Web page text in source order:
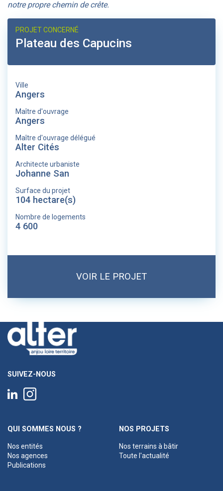
notre propre chemin de crête.
PROJET CONCERNÉ
Plateau des Capucins
Ville
Angers
Maître d'ouvrage
Angers
Maître d'ouvrage délégué
Alter Cités
Architecte urbaniste
Johanne San
Surface du projet
104 hectare(s)
Nombre de logements
4 600
VOIR LE PROJET
SUIVEZ-NOUS
QUI SOMMES NOUS ?
Nos entités
Nos agences
Publications
NOS PROJETS
Nos terrains à bâtir
Toute l'actualité